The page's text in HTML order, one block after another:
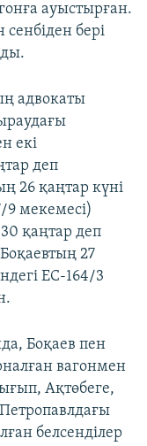
ауыстырған.
бері
адвокаты
екі
деп
26 қаңтар күні
9 мекемесі)
қаңтар деп
27
ЕС-164/3
Боқаев пен
вагонмен
Ақтөбеге,
белсенділер